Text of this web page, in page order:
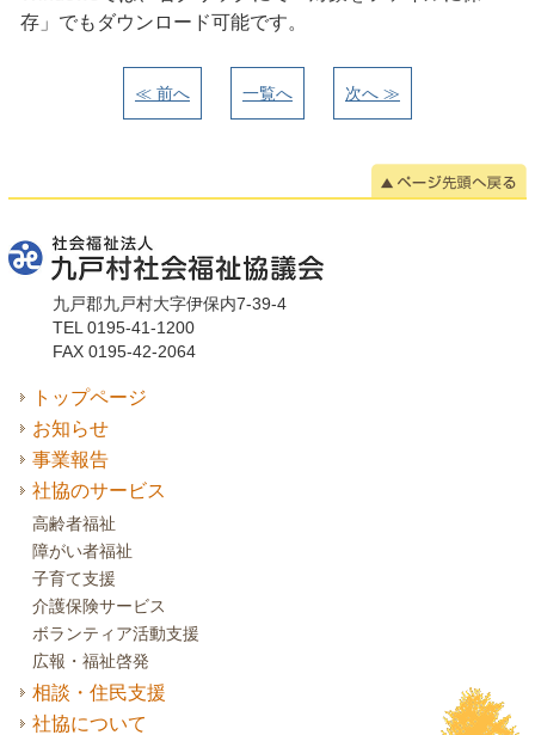
存」でもダウンロード可能です。
≪ 前へ 一覧へ 次へ ≫
九戸郡九戸村大字伊保内7-39-4
TEL 0195-41-1200
FAX 0195-42-2064
トップページ
お知らせ
事業報告
社協のサービス
高齢者福祉
障がい者福祉
子育て支援
介護保険サービス
ボランティア活動支援
広報・福祉啓発
相談・住民支援
社協について